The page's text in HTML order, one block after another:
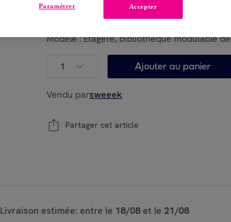
Modèle :Etagère, bibliothèque modulable
1 Ajouter au panier
Vendu parsweeek
Partager cet article
Livraison estimée: entre le 18/08 et le 21/08
Accepter
Paramétrer